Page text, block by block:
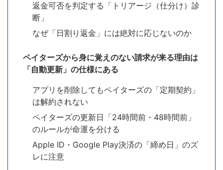
返金可否を判定する「トリアージ（仕分け）診
断」
なぜ「日割り返金」には絶対に応じないのか
ペイターズから身に覚えのない請求が来る理由は
「自動更新」の仕様にある
アプリを削除してもペイターズの「定期契約」
は解約されない
ペイターズの更新日「24時間前・48時間前」
のルールが命運を分ける
Apple ID・Google Play決済の「締め日」のズ
レに注意